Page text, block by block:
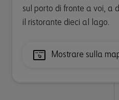
sul porto di fronte a voi, a
il ristorante dieci al lago.
Mostrare sulla